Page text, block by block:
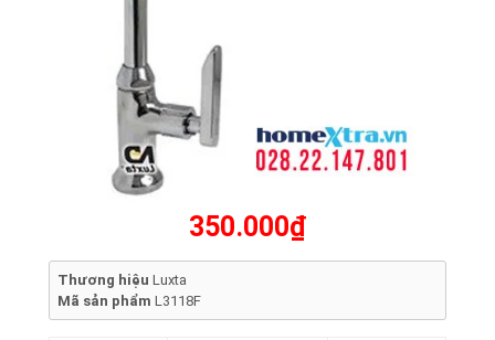
350.000₫
Thương hiệu Luxta
Mã sản phẩm L3118F